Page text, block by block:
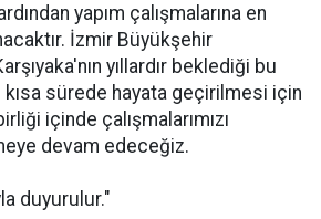
yapım çalışmalarına en
İzmir Büyükşehir
yıllardır beklediği bu
kısa sürede hayata geçirilmesi için
içinde çalışmalarımızı
devam edeceğiz.
duyurulur."